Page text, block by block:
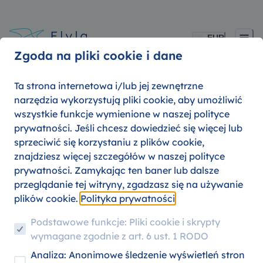
EUR
Odkryj niezrównane oferty
podróżnicze i zniżki dla studentów
Norwegian Air Shuttle na Flyla!
Zgoda na pliki cookie i dane
Ta strona internetowa i/lub jej zewnętrzne
narzędzia wykorzystują pliki cookie, aby umożliwić
wszystkie funkcje wymienione w naszej polityce
prywatności. Jeśli chcesz dowiedzieć się więcej lub
sprzeciwić się korzystaniu z plików cookie,
znajdziesz więcej szczegółów w naszej polityce
prywatności. Zamykając ten baner lub dalsze
przeglądanie tej witryny, zgadzasz się na używanie
plików cookie. Polityka prywatności
Podstawowe funkcje: Pliki cookie i skrypty
wymagane zgodnie z art. 6 ust. 1 RODO
Analiza: Anonimowe śledzenie wyświetleń stron